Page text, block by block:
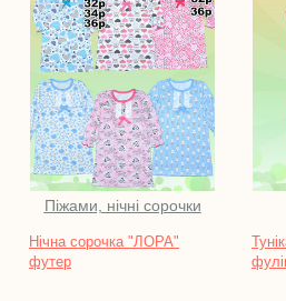
Футболки
Туніка "ГОРОШИНКА",
фулікра